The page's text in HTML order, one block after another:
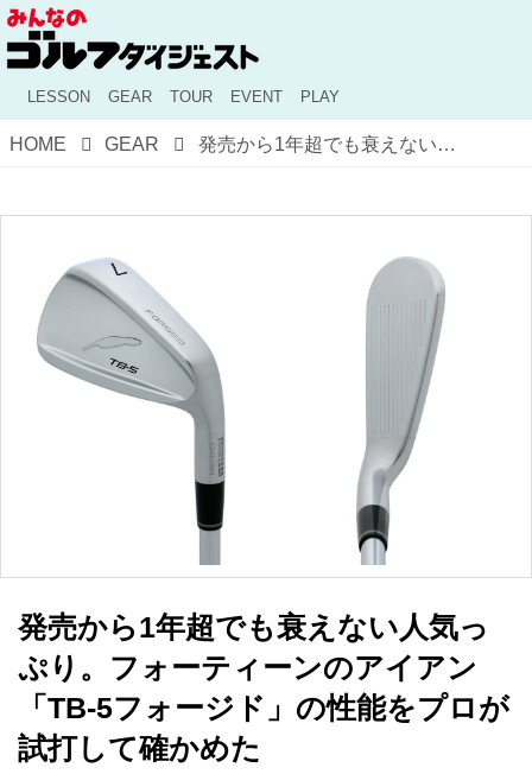
LESSON GEAR TOUR EVENT PLAY
HOME GEAR 発売から1年超でも衰えない人気っぷり。フォーティーンのアイアン「TB-5フォージド」の性能をプロが試打して確かめた
発売から1年超でも衰えない人気っ
ぷり。フォーティーンのアイアン
「TB-5フォージド」の性能をプロが
試打して確かめた